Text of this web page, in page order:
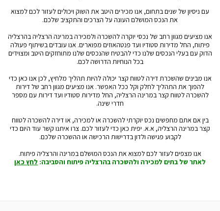
עם ניסיון של שנים בתחום, אנו מכירים היטב את השוק ויכולים לעזור לכם למצוא
את הנכס המושלם העונה על הצרכים והתקציב שלכם.
אנו מציעים מגוון רחב של נכסי יוקרה להשכרה ולמכירה במרינה הרצליה בהרצליה
פיתוח, החל מדירות סטודיו ועד פנטהאוזים מפוארים. אנו עובדים בשיתוף פעולה
הדוק עם בעלי הנכסים שלנו כדי להבטיח שהנכסים שלנו מתוחזקים היטב ומצוידים
בכל הנוחיות הדרושה לכם.
אנו מבינים שהשכרת דירה לטווח קצר יכולה להיות תהליך מלחיץ, לכן אנו כאן כדי
להפוך את התהליך לחלק וקל ככל האפשר. אנו מציעים מגוון רחב של דירות
להשכרה לטווח קצר במרינה הרצליה, החל מדירות סטודיו ועד דירות עם מספר
חדרי שינה.
בין אם אתם מחפשים נכס יוקרתי להשכרה או למכירה, או דירה להשכרה לטווח
קצר במרינה הרצליה, א.א. יפית כאן כדי לעזור לכם. צרו איתנו קשר עוד היום כדי
לקבוע פגישה ולדון בדרישות הרכישה או ההשכרה שלכם.
אנו מצפים לעזור לכם למצוא את הנכס המושלם במרינה והרצליה פיתוח.
לאתר של בתים למכירה ולהשכרה בהרצליה פיתוח והסביבה:לחץ כאן